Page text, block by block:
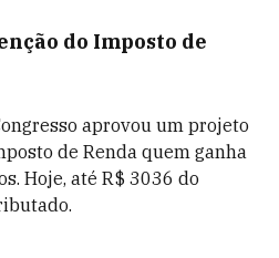
do Imposto de
aprovou um projeto
de Renda quem ganha
Hoje, até R$ 3036 do